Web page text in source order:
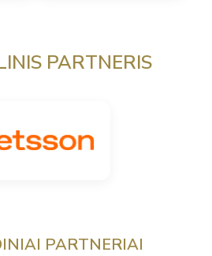
PARTNERIS
PARTNERIAI